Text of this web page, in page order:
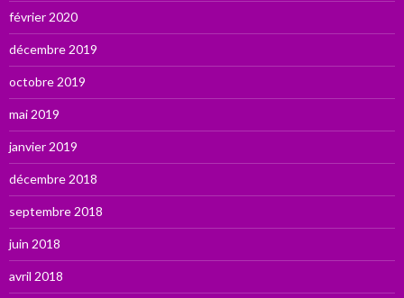
février 2020
décembre 2019
octobre 2019
mai 2019
janvier 2019
décembre 2018
septembre 2018
juin 2018
avril 2018